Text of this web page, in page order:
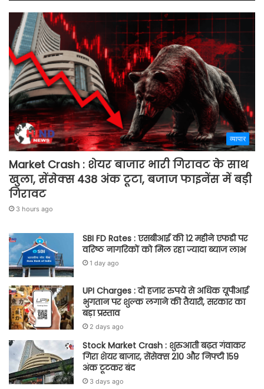
व्यापार
Market Crash : शेयर बाजार भारी गिरावट के साथ
खुला, सेंसेक्स 438 अंक टूटा, बजाज फाइनेंस में बड़ी
गिरावट
3 hours ago
SBI FD Rates : एसबीआई की 12 महीने एफडी पर
वरिष्ठ नागरिकों को मिल रहा ज्यादा ब्याज लाभ
1 day ago
UPI Charges : दो हजार रुपये से अधिक यूपीआई
भुगतान पर शुल्क लगाने की तैयारी, सरकार का
बड़ा प्रस्ताव
2 days ago
Stock Market Crash : शुरुआती बढ़त गंवाकर
गिरा शेयर बाजार, सेंसेक्स 210 और निफ्टी 159
अंक टूटकर बंद
3 days ago